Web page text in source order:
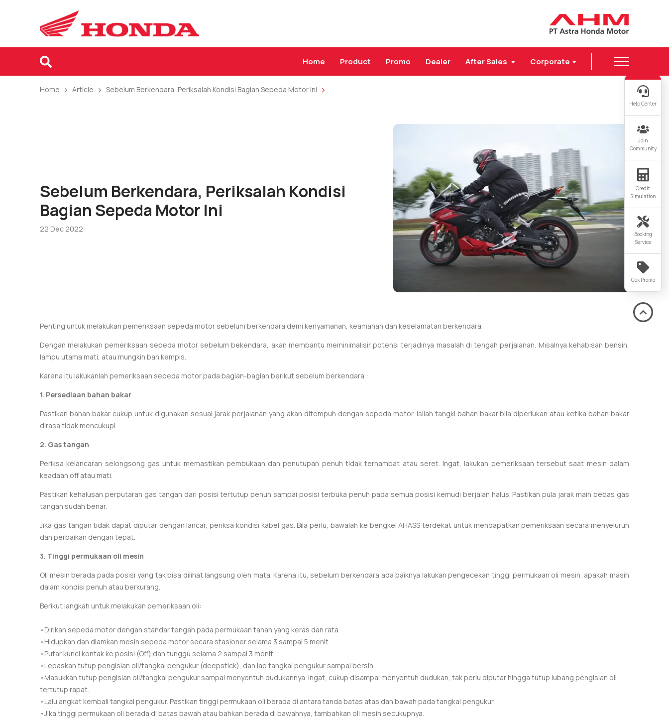
Home Product Promo Dealer After Sales Corporate
Help Center
Join
Community
Credit
Simulation
Booking
Service
Cek Promo
Home Article Sebelum Berkendara, Periksalah Kondisi Bagian Sepeda Motor Ini
Sebelum Berkendara, Periksalah Kondisi
Bagian Sepeda Motor Ini
22 Dec 2022
Penting untuk melakukan pemeriksaan sepeda motor sebelum berkendara demi kenyamanan, keamanan dan keselamatan berkendara.
Dengan melakukan pemeriksaan sepeda motor sebelum bekendara, akan membantu meminimalisir potensi terjadinya masalah di tengah perjalanan. Misalnya kehabisan bensin,
lampu utama mati, atau mungkin ban kempis.
Karena itu lakukanlah pemeriksaan sepeda motor pada bagian-bagian berikut sebelum berkendara :
1. Persediaan bahan bakar
Pastikan bahan bakar cukup untuk digunakan sesuai jarak perjalanan yang akan ditempuh dengan sepeda motor. Isilah tangki bahan bakar bila diperlukan atau ketika bahan bakar
dirasa tidak mencukupi.
2. Gas tangan
Periksa kelancaran selongsong gas untuk memastikan pembukaan dan penutupan penuh tidak terhambat atau seret. Ingat, lakukan pemeriksaan tersebut saat mesin dalam
keadaan off atau mati.
Pastikan kehalusan perputaran gas tangan dari posisi tertutup penuh sampai posisi terbuka penuh pada semua posisi kemudi berjalan halus. Pastikan pula jarak main bebas gas
tangan sudah benar.
Jika gas tangan tidak dapat diputar dengan lancar, periksa kondisi kabel gas. Bila perlu, bawalah ke bengkel AHASS terdekat untuk mendapatkan pemeriksaan secara menyeluruh
dan perbaikan dengan tepat.
3. Tinggi permukaan oli mesin
Oli mesin berada pada posisi yang tak bisa dilihat langsung oleh mata. Karena itu, sebelum berkendara ada baiknya lakukan pengecekan tinggi permukaan oli mesin, apakah masih
dalam kondisi penuh atau berkurang.
Berikut langkah untuk melakukan pemeriksaan oli:
•Dirikan sepeda motor dengan standar tengah pada permukaan tanah yang keras dan rata.
•Hidupkan dan diamkan mesin sepeda motor secara stasioner selama 3 sampai 5 menit.
•Putar kunci kontak ke posisi (Off) dan tunggu selama 2 sampai 3 menit.
•Lepaskan tutup pengisian oli/tangkai pengukur (deepstick), dan lap tangkai pengukur sampai bersih.
•Masukkan tutup pengisian oli/tangkai pengukur sampai menyentuh dudukannya. Ingat, cukup disampai menyentuh dudukan, tak perlu diputar hingga tutup lubang pengisian oli
tertutup rapat.
•Lalu angkat kembali tangkai pengukur. Pastikan tinggi permukaan oli berada di antara tanda batas atas dan bawah pada tangkai pengukur.
•Jika tinggi permukaan oli berada di batas bawah atau bahkan berada di bawahnya, tambahkan oli mesin secukupnya.